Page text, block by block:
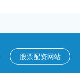
股票配资网站